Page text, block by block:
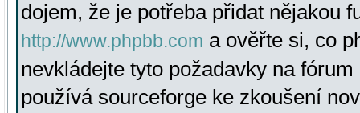
dojem, že je potřeba přidat nějakou
http://www.phpbb.com a ověřte si, co
nevkládejte tyto požadavky na
používá sourceforge ke zkoušení